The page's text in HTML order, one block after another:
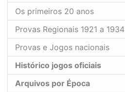
Os primeiros 20 anos
Provas Regionais 1921 a 1934
Provas e Jogos nacionais
Histórico jogos oficiais
Arquivos por Época